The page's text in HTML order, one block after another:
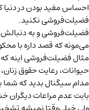
احساس مفید بودن در دنیا
فضیلت‌فروشی نکنید.
فضیلت‌فروشی و به دنبالش
می‌مونه که قصد داره با
مثال فضیلت‌فروشی اینه
حیوانات، رعایت حقوق
مدام سیگنال بدید که شما
بابت عدم مراعات